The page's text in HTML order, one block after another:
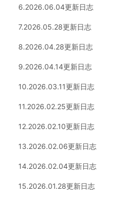
6.2026.06.04更新日志
7.2026.05.28更新日志
8.2026.04.28更新日志
9.2026.04.14更新日志
10.2026.03.11更新日志
11.2026.02.25更新日志
12.2026.02.10更新日志
13.2026.02.06更新日志
14.2026.02.04更新日志
15.2026.01.28更新日志